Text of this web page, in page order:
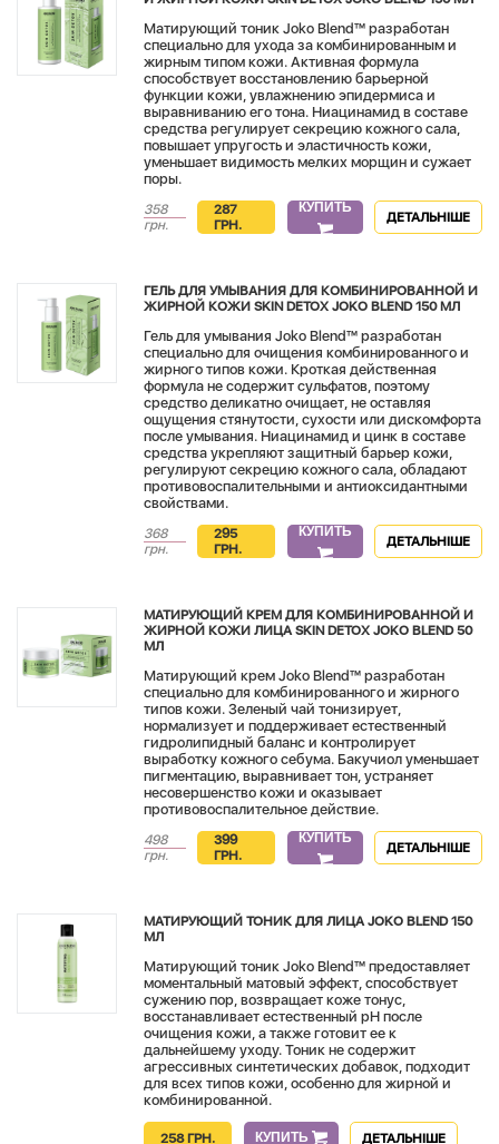
Матирующий тоник Joko Blend™ разработан
специально для ухода за комбинированным и
жирным типом кожи. Активная формула
способствует восстановлению барьерной
функции кожи, увлажнению эпидермиса и
выравниванию его тона. Ниацинамид в составе
средства регулирует секрецию кожного сала,
повышает упругость и эластичность кожи,
уменьшает видимость мелких морщин и сужает
поры.
358
грн.
287
ГРН.
КУПИТЬ
ДЕТАЛЬНІШЕ
ГЕЛЬ ДЛЯ УМЫВАНИЯ ДЛЯ КОМБИНИРОВАННОЙ И
ЖИРНОЙ КОЖИ SKIN DETOX JOKO BLEND 150 МЛ
Гель для умывания Joko Blend™ разработан
специально для очищения комбинированного и
жирного типов кожи. Кроткая действенная
формула не содержит сульфатов, поэтому
средство деликатно очищает, не оставляя
ощущения стянутости, сухости или дискомфорта
после умывания. Ниацинамид и цинк в составе
средства укрепляют защитный барьер кожи,
регулируют секрецию кожного сала, обладают
противовоспалительными и антиоксидантными
свойствами.
368
грн.
295
ГРН.
КУПИТЬ
ДЕТАЛЬНІШЕ
МАТИРУЮЩИЙ КРЕМ ДЛЯ КОМБИНИРОВАННОЙ И
ЖИРНОЙ КОЖИ ЛИЦА SKIN DETOX JOKO BLEND 50
МЛ
Матирующий крем Joko Blend™ разработан
специально для комбинированного и жирного
типов кожи. Зеленый чай тонизирует,
нормализует и поддерживает естественный
гидролипидный баланс и контролирует
выработку кожного себума. Бакучиол уменьшает
пигментацию, выравнивает тон, устраняет
несовершенство кожи и оказывает
противовоспалительное действие.
498
грн.
399
ГРН.
КУПИТЬ
ДЕТАЛЬНІШЕ
МАТИРУЮЩИЙ ТОНИК ДЛЯ ЛИЦА JOKO BLEND 150
МЛ
Матирующий тоник Joko Blend™ предоставляет
моментальный матовый эффект, способствует
сужению пор, возвращает коже тонус,
восстанавливает естественный pH после
очищения кожи, а также готовит ее к
дальнейшему уходу. Тоник не содержит
агрессивных синтетических добавок, подходит
для всех типов кожи, особенно для жирной и
комбинированной.
258 ГРН. КУПИТЬ ДЕТАЛЬНІШЕ